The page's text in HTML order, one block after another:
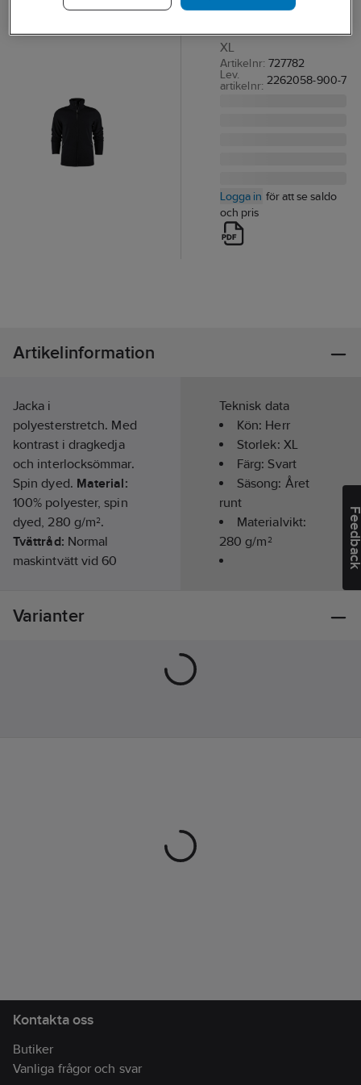
TRÖJA HELZIP
XL
Artikelnr: 727782
Lev.
artikelnr: 2262058-900-7
Logga in för att se saldo
och pris
Artikelinformation
Jacka i
polyesterstretch. Med
kontrast i dragkedja
och interlocksömmar.
Spin dyed. Material:
100% polyester, spin
dyed, 280 g/m².
Tvättråd: Normal
maskintvätt vid 60
Lev.
Teknisk data
Kön: Herr
Storlek: XL
Färg:Svart
Säsong: Året
runt
Materialvikt:
280 g/m²
Varianter
Kontakta oss
Butiker
Vanliga frågor och svar